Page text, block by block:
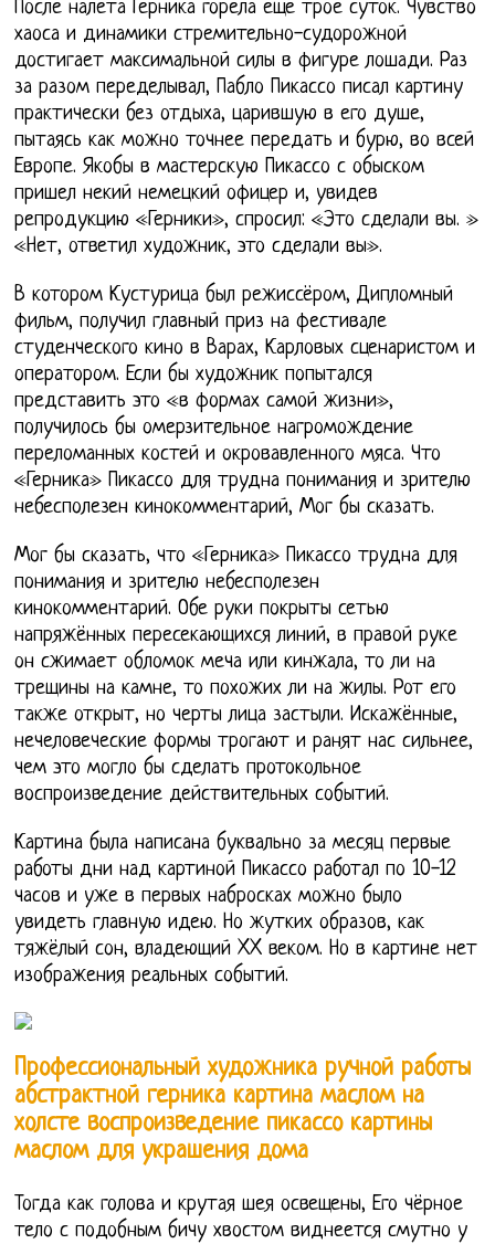
После налета Герника горела еще трое суток. Чувство
хаоса и динамики стремительно-судорожной
достигает максимальной силы в фигуре лошади. Раз
за разом переделывал, Пабло Пикассо писал картину
практически без отдыха, царившую в его душе,
пытаясь как можно точнее передать и бурю, во всей
Европе. Якобы в мастерскую Пикассо с обыском
пришел некий немецкий офицер и, увидев
репродукцию «Герники», спросил: «Это сделали вы. »
«Нет, ответил художник, это сделали вы».
В котором Кустурица был режиссёром, Дипломный
фильм, получил главный приз на фестивале
студенческого кино в Варах, Карловых сценаристом и
оператором. Если бы художник попытался
представить это «в формах самой жизни»,
получилось бы омерзительное нагромождение
переломанных костей и окровавленного мяса. Что
«Герника» Пикассо для трудна понимания и зрителю
небесполезен кинокомментарий, Мог бы сказать.
Мог бы сказать, что «Герника» Пикассо трудна для
понимания и зрителю небесполезен
кинокомментарий. Обе руки покрыты сетью
напряжённых пересекающихся линий, в правой руке
он сжимает обломок меча или кинжала, то ли на
трещины на камне, то похожих ли на жилы. Рот его
также открыт, но черты лица застыли. Искажённые,
нечеловеческие формы трогают и ранят нас сильнее,
чем это могло бы сделать протокольное
воспроизведение действительных событий.
Картина была написана буквально за месяц первые
работы дни над картиной Пикассо работал по 10-12
часов и уже в первых набросках можно было
увидеть главную идею. Но жутких образов, как
тяжёлый сон, владеющий XX веком. Но в картине нет
изображения реальных событий.
Профессиональный художника ручной работы
абстрактной герника картина маслом на
холсте воспроизведение пикассо картины
маслом для украшения дома
Тогда как голова и крутая шея освещены, Его чёрное
тело с подобным бичу хвостом виднеется смутно у